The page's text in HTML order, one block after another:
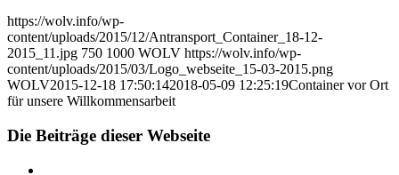
https://wolv.info/wp-
content/uploads/2015/12/Antransport_Container_18-12-
2015_11.jpg 750 1000 WOLV https://wolv.info/wp-
content/uploads/2015/03/Logo_webseite_15-03-2015.png
WOLV2015-12-18 17:50:142018-05-09 12:25:19Container vor Ort
für unsere Willkommensarbeit
Die Beiträge dieser Webseite